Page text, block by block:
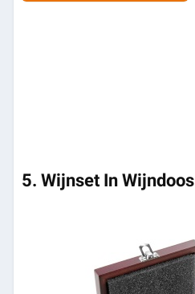
5. Wijnset In Wijndoos